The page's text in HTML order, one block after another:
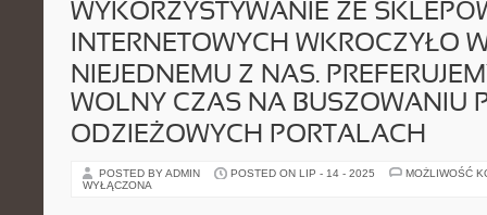
WYKORZYSTYWANIE ZE
INTERNETOWYCH WKROCZYŁO
NIEJEDNEMU Z NAS.
WOLNY CZAS NA BUSZOWANIU
ODZIEŻOWYCH PORTALACH
POSTED BY ADMIN POSTED ON LIP - 14 - 2025
MOŻLIWOŚĆ
WYŁĄCZONA